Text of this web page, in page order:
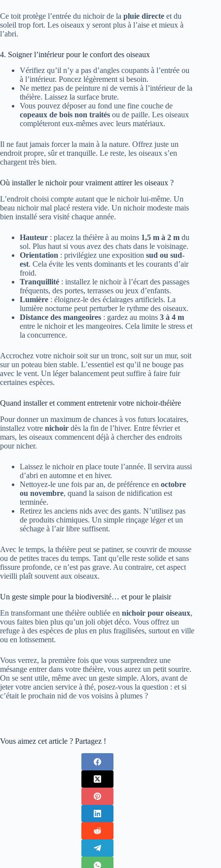
Ce toit protège l’entrée du nichoir de la pluie directe et du
soleil trop fort. Les oiseaux y seront plus à l’aise et mieux à
l’abri.
4. Soigner l’intérieur pour le confort des oiseaux
Vérifiez qu’il n’y a pas d’angles coupants à l’entrée ou
à l’intérieur. Poncez légèrement si besoin.
Ne mettez pas de peinture ni de vernis à l’intérieur de la
théière. Laissez la surface brute.
Vous pouvez déposer au fond une fine couche de
copeaux de bois non traités ou de paille. Les oiseaux
compléteront eux-mêmes avec leurs matériaux.
Il ne faut jamais forcer la main à la nature. Offrez juste un
endroit propre, sûr et tranquille. Le reste, les oiseaux s’en
chargent très bien.
Où installer le nichoir pour vraiment attirer les oiseaux ?
L’endroit choisi compte autant que le nichoir lui-même. Un
beau nichoir mal placé restera vide. Un nichoir modeste mais
bien installé sera visité chaque année.
Hauteur : placez la théière à au moins 1,5 m à 2 m du
sol. Plus haut si vous avez des chats dans le voisinage.
Orientation : privilégiez une exposition sud ou sud-
est. Cela évite les vents dominants et les courants d’air
froid.
Tranquillité : installez le nichoir à l’écart des passages
fréquents, des portes, terrasses ou jeux d’enfants.
Lumière : éloignez-le des éclairages artificiels. La
lumière nocturne peut perturber le rythme des oiseaux.
Distance des mangeoires : gardez au moins 3 à 4 m
entre le nichoir et les mangeoires. Cela limite le stress et
la concurrence.
Accrochez votre nichoir soit sur un tronc, soit sur un mur, soit
sur un poteau bien stable. L’essentiel est qu’il ne bouge pas
avec le vent. Un léger balancement peut suffire à faire fuir
certaines espèces.
Quand installer et comment entretenir votre nichoir-théière
Pour donner un maximum de chances à vos futurs locataires,
installez votre nichoir dès la fin de l’hiver. Entre février et
mars, les oiseaux commencent déjà à chercher des endroits
pour nicher.
Laissez le nichoir en place toute l’année. Il servira aussi
d’abri en automne et en hiver.
Nettoyez-le une fois par an, de préférence en octobre
ou novembre, quand la saison de nidification est
terminée.
Retirez les anciens nids avec des gants. N’utilisez pas
de produits chimiques. Un simple rinçage léger et un
séchage à l’air libre suffisent.
Avec le temps, la théière peut se patiner, se couvrir de mousse
ou de petites traces du temps. Tant qu’elle reste solide et sans
fissure profonde, ce n’est pas grave. Au contraire, cet aspect
vieilli plaît souvent aux oiseaux.
Un geste simple pour la biodiversité… et pour le plaisir
En transformant une théière oubliée en nichoir pour oiseaux,
vous faites bien plus qu’un joli objet déco. Vous offrez un
refuge à des espèces de plus en plus fragilisées, surtout en ville
ou en lotissement.
Vous verrez, la première fois que vous surprendrez une
mésange entrer dans votre théière, vous aurez un petit sourire.
On se sent utile, même avec un geste simple. Alors, avant de
jeter votre ancien service à thé, posez-vous la question : et si
c’était le prochain nid de vos voisins à plumes ?
Vous aimez cet article ? Partagez !